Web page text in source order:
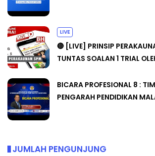
LIVE
🔴 [LIVE] PRINSIP
TUNTAS SOALAN 1 TRIAL
BICARA PROFESIONAL 8 :
PENGARAH PENDIDIKAN
JUMLAH PENGUNJUNG